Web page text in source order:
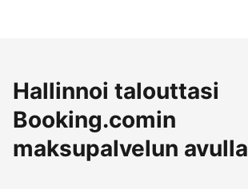
Hallinnoi talouttasi
Booking.comin
maksupalvelun avulla